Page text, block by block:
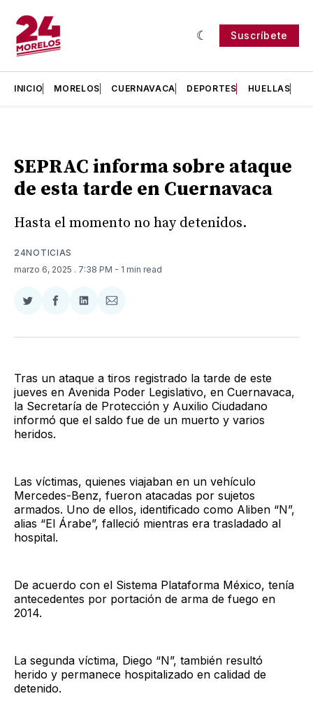
Suscríbete
INICIO MORELOS CUERNAVACA DEPORTES HUELLAS
SEPRAC informa sobre ataque
de esta tarde en Cuernavaca
Hasta el momento no hay detenidos.
24NOTICIAS
marzo 6, 2025 . 7:38 PM - 1 min read
Compartir
Twitter
Compartir
Facebook
Compartir
LinkedIn
Compartir
Email
Tras un ataque a tiros registrado la tarde de este
jueves en Avenida Poder Legislativo, en Cuernavaca,
la Secretaría de Protección y Auxilio Ciudadano
informó que el saldo fue de un muerto y varios
heridos.
Las víctimas, quienes viajaban en un vehículo
Mercedes-Benz, fueron atacadas por sujetos
armados. Uno de ellos, identificado como Aliben “N”,
alias “El Árabe”, falleció mientras era trasladado al
hospital.
De acuerdo con el Sistema Plataforma México, tenía
antecedentes por portación de arma de fuego en
2014.
La segunda víctima, Diego “N”, también resultó
herido y permanece hospitalizado en calidad de
detenido.